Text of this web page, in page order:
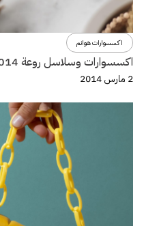
اكسسوارات هوانم
اكسسوارات وسلاسل روعة 2014
2 مارس 2014